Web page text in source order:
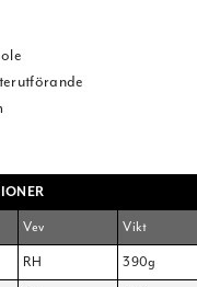
Vev Vikt
RH 390g